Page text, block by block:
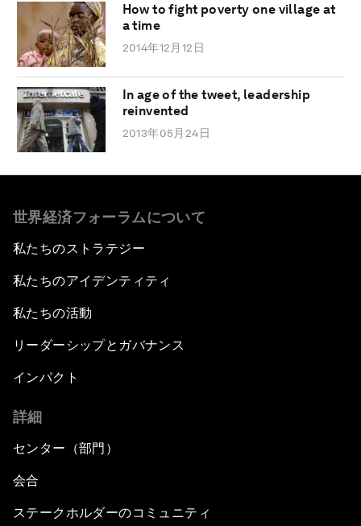
How to fight poverty one village at
a time
2014年12月12日
In age of the tweet, leadership
reinvented
2013年05月24日
世界経済フォーラムについて
私たちのストラテジー
私たちのアイデンティティ
私たちの活動
リーダーシップとガバナンス
インパクト
詳細
センター（部門）
会合
ステークホルダーのコミュニティ